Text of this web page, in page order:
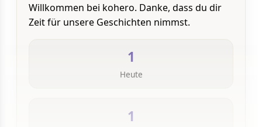
Willkommen bei kohero. Danke, dass du dir
Zeit für unsere Geschichten nimmst.
1
Heute
1